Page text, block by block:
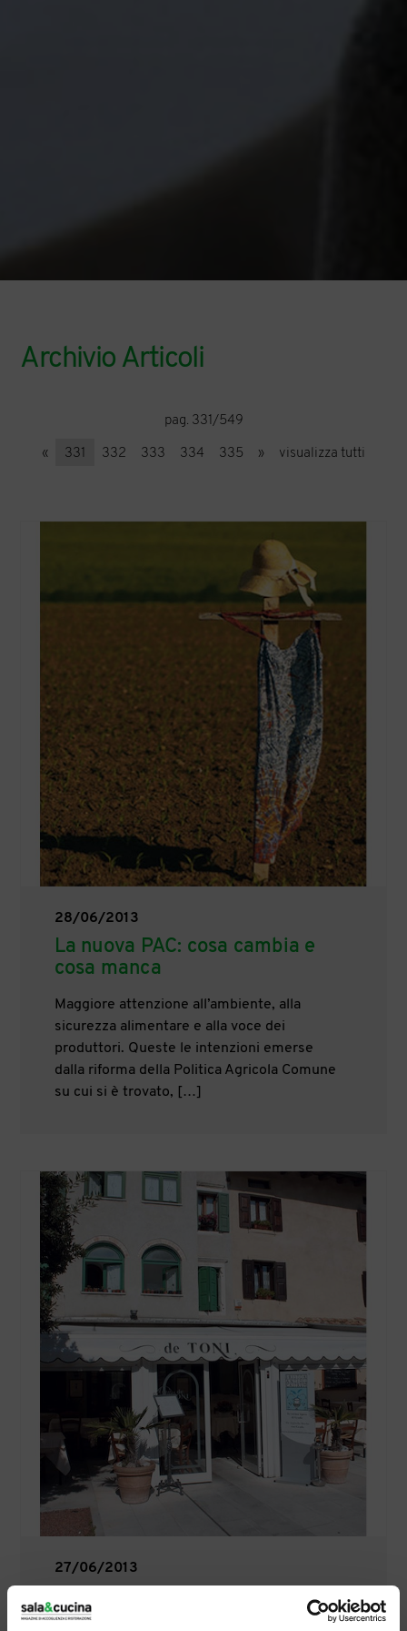
Archivio Articoli
pag. 331/549
« 331 332 333 334 335 » visualizza tutti
28/06/2013
La nuova PAC: cosa cambia e
cosa manca
Maggiore attenzione all’ambiente, alla
sicurezza alimentare e alla voce dei
produttori. Queste le intenzioni emerse
dalla riforma della Politica Agricola Comune
su cui si è trovato, […]
27/06/2013
Trattoria "De Toni", Grado
(Gorizia)